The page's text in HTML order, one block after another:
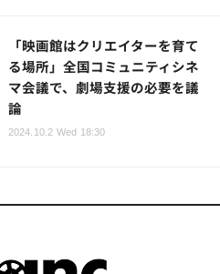
「映画館はクリエイターを育て
る場所」全国コミュニティシネ
マ会議で、劇場支援の必要を議
論
2024.10.2 Wed 18:30